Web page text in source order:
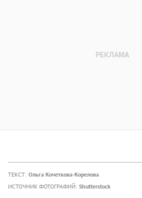
ТЕКСТ: Ольга Кочеткова-Корелова
ИСТОЧНИК ФОТОГРАФИЙ: Shutterstock